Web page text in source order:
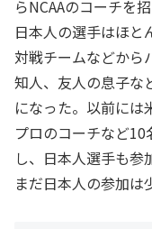
らNCAAのコーチを
日本人の選手はほと
対戦チームなどから
知人、友人の息子な
になった。以前には
プロのコーチなど
し、日本人選手も参
まだ日本人の参加は